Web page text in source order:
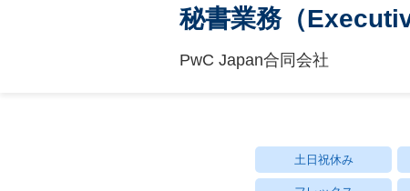
秘書業務（
PwC Japan合同会社
土日祝休み